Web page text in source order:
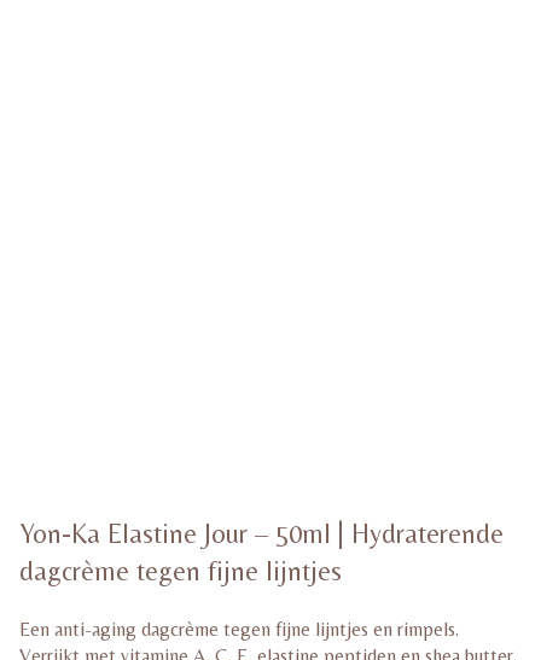
Yon-Ka Elastine Jour – 50ml | Hydraterende
dagcrème tegen fijne lijntjes
Een anti-aging dagcrème tegen fijne lijntjes en rimpels.